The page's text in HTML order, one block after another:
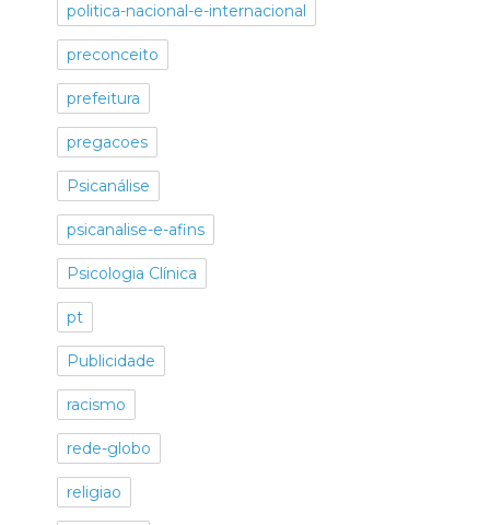
politica-nacional-e-internacional
preconceito
prefeitura
pregacoes
Psicanálise
psicanalise-e-afins
Psicologia Clínica
pt
Publicidade
racismo
rede-globo
religiao